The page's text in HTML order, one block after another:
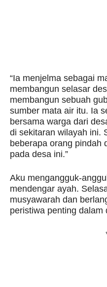
“Ia menjelma sebagai
membangun selasar
membangun sebuah
sumber mata air itu. Ia
bersama warga dari
di sekitaran wilayah ini.
beberapa orang pindah
pada desa ini.”
Aku mengangguk-
mendengar ayah.
musyawarah dan
peristiwa penting dalam